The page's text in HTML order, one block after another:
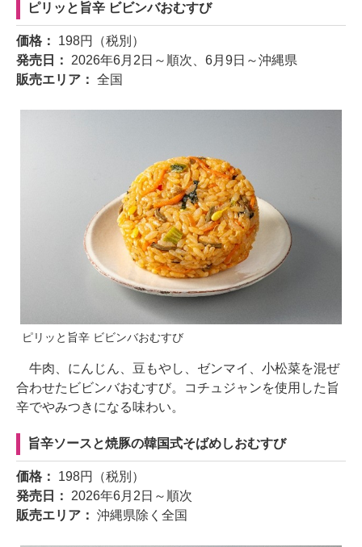
ピリッと旨辛 ビビンバおむすび
価格： 198円（税別）
発売日： 2026年6月2日～順次、6月9日～沖縄県
販売エリア： 全国
ピリッと旨辛 ビビンバおむすび
牛肉、にんじん、豆もやし、ゼンマイ、小松菜を混ぜ
合わせたビビンバおむすび。コチュジャンを使用した旨
辛でやみつきになる味わい。
旨辛ソースと焼豚の韓国式そばめしおむすび
価格： 198円（税別）
発売日： 2026年6月2日～順次
販売エリア： 沖縄県除く全国